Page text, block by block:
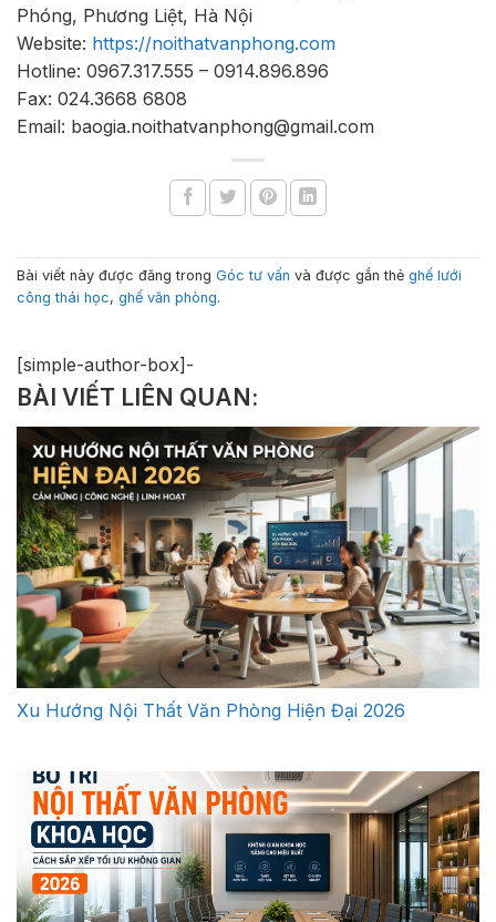
Phóng, Phương Liệt, Hà Nội
Website: https://noithatvanphong.com
Hotline: 0967.317.555 – 0914.896.896
Fax: 024.3668 6808
Email: baogia.noithatvanphong@gmail.com
Bài viết này được đăng trong Góc tư vấn và được gắn thẻ ghế lưới
công thái học, ghế văn phòng.
[simple-author-box]-
BÀI VIẾT LIÊN QUAN:
Xu Hướng Nội Thất Văn Phòng Hiện Đại 2026